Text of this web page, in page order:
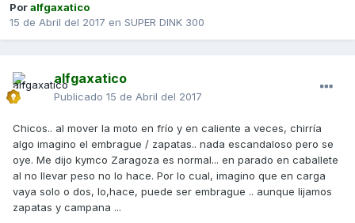
Poralfgaxatico
15 de Abril del 2017 en SUPER DINK 300
alfgaxatico
Publicado 15 de Abril del 2017
Chicos.. al mover la moto en frío y en caliente a veces, chirría
algo imagino el embrague / zapatas.. nada escandaloso pero se
oye. Me dijo kymco Zaragoza es normal... en parado en caballete
al no llevar peso no lo hace. Por lo cual, imagino que en carga
vaya solo o dos, lo,hace, puede ser embrague .. aunque lijamos
zapatas y campana ...